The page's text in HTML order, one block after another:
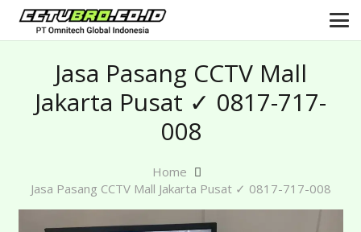
Jasa Pasang CCTV Mall
Jakarta Pusat ✓ 0817-717-
008
Home
Jasa Pasang CCTV Mall Jakarta Pusat ✓ 0817-717-008